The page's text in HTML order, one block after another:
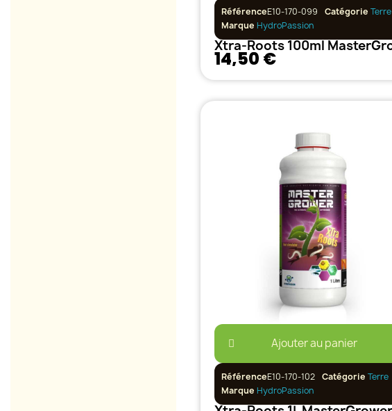
RéférenceE10-170-099 Catégorie Terre
Marque HydroPassion
14,50 €
Ajouter au panier
RéférenceE10-170-102 Catégorie Terre
Marque HydroPassion